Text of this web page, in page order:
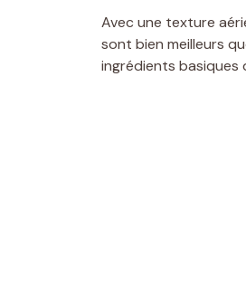
Avec une texture
sont bien meilleurs
ingrédients basiques